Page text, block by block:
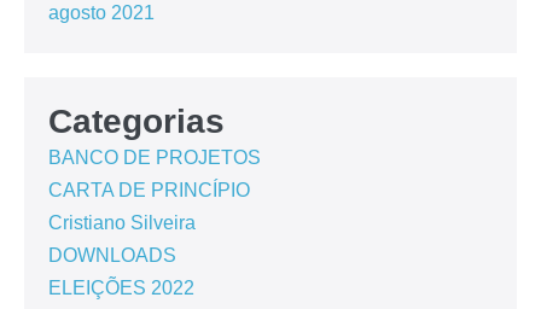
agosto 2021
Categorias
BANCO DE PROJETOS
CARTA DE PRINCÍPIO
Cristiano Silveira
DOWNLOADS
ELEIÇÕES 2022